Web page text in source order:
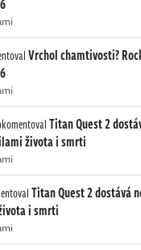
Vrchol chamtivosti?
Titan Quest 2
života i smrti
Titan Quest 2 dostává
i smrti